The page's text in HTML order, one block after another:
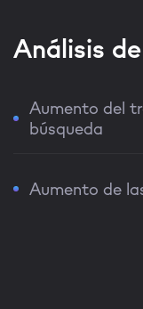
Análisis
Aumento del
búsqueda
Aumento de